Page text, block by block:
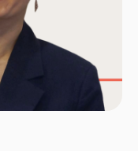
는 할루시네이션(환각)
력이기 때문. 팩트가
다 좋은 데이터가 없다.
것이다.